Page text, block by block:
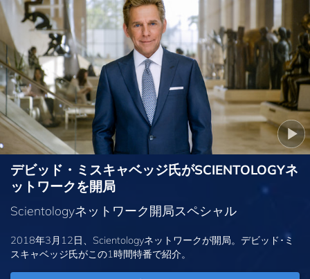
デビッド・ミスキャベッジ氏がSCIENTOLOGYネ
ットワークを開局
Scientologyネットワーク開局スペシャル
2018年3月12日、Scientologyネットワークが開局。デビッド･ミ
スキャベッジ氏がこの1時間特番で紹介。